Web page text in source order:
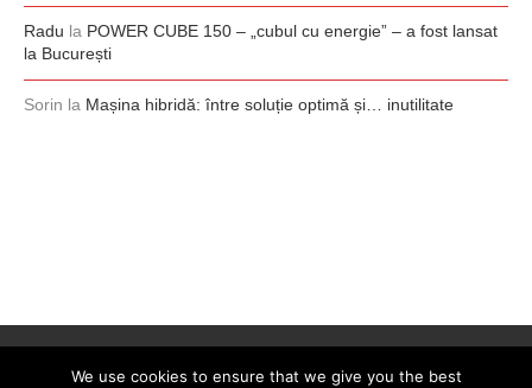
Radu la POWER CUBE 150 – „cubul cu energie” – a fost lansat
la București
Sorin la Mașina hibridă: între soluție optimă și… inutilitate
We use cookies to ensure that we give you the best